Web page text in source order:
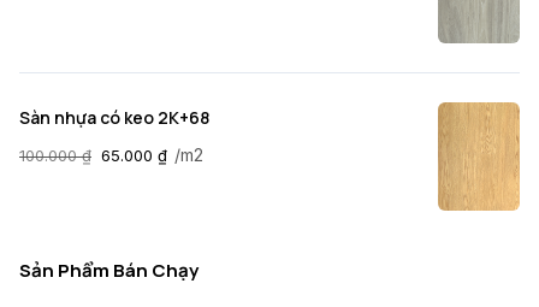
Sàn nhựa có keo 2K+68
100.000₫ 65.000 ₫ /m2
Sản Phẩm Bán Chạy